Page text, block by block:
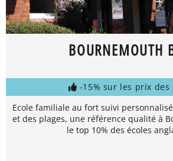
BOURNEMOUTH
-15% sur les prix des
Ecole familiale au fort suivi
et des plages, une référence qualité à
le top 10% des écoles